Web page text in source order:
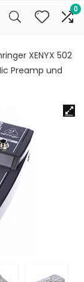
0
XENYX 502
Preamp und